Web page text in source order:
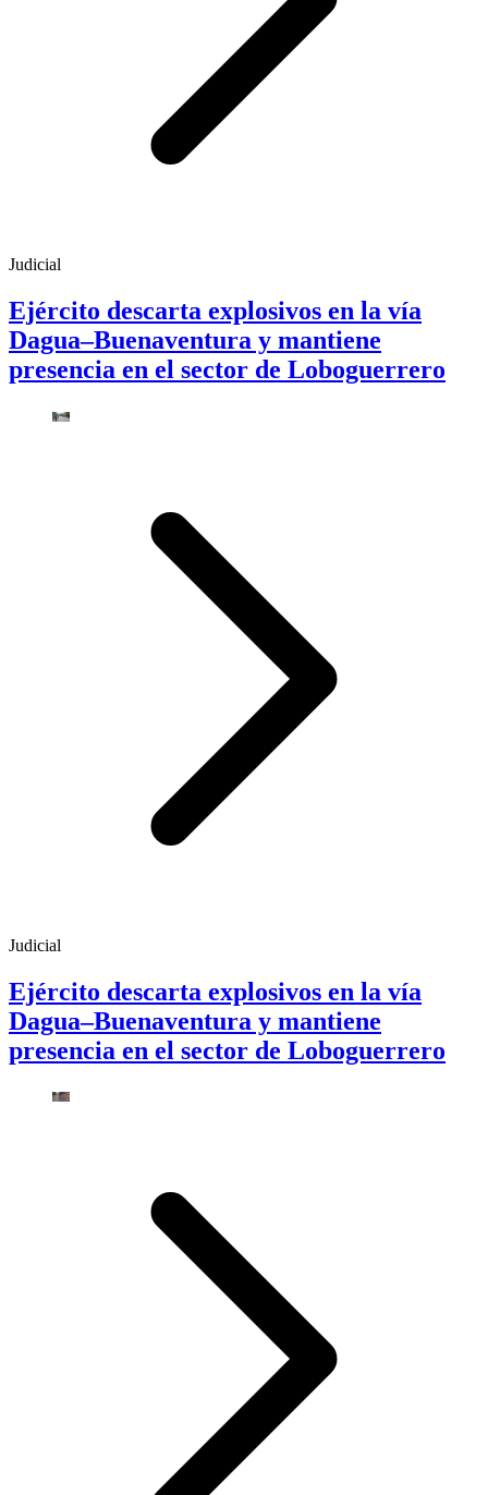
Judicial
Ejército descarta explosivos en la vía
Dagua–Buenaventura y mantiene
presencia en el sector de Loboguerrero
Judicial
Ejército descarta explosivos en la vía
Dagua–Buenaventura y mantiene
presencia en el sector de Loboguerrero